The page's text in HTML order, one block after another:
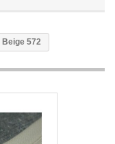
572